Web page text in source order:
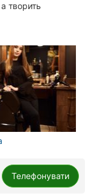
творить
Телефонувати